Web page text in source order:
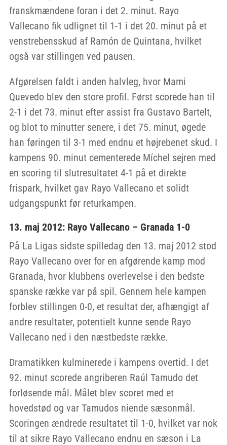
franskmændene foran i det 2. minut. Rayo
Vallecano fik udlignet til 1-1 i det 20. minut på et
venstrebensskud af Ramón de Quintana, hvilket
også var stillingen ved pausen.
Afgørelsen faldt i anden halvleg, hvor Mami
Quevedo blev den store profil. Først scorede han til
2-1 i det 73. minut efter assist fra Gustavo Bartelt,
og blot to minutter senere, i det 75. minut, øgede
han føringen til 3-1 med endnu et højrebenet skud. I
kampens 90. minut cementerede Míchel sejren med
en scoring til slutresultatet 4-1 på et direkte
frispark, hvilket gav Rayo Vallecano et solidt
udgangspunkt før returkampen.
13. maj 2012: Rayo Vallecano – Granada 1-0
På La Ligas sidste spilledag den 13. maj 2012 stod
Rayo Vallecano over for en afgørende kamp mod
Granada, hvor klubbens overlevelse i den bedste
spanske række var på spil. Gennem hele kampen
forblev stillingen 0-0, et resultat der, afhængigt af
andre resultater, potentielt kunne sende Rayo
Vallecano ned i den næstbedste række.
Dramatikken kulminerede i kampens overtid. I det
92. minut scorede angriberen Raúl Tamudo det
forløsende mål. Målet blev scoret med et
hovedstød og var Tamudos niende sæsonmål.
Scoringen ændrede resultatet til 1-0, hvilket var nok
til at sikre Rayo Vallecano endnu en sæson i La